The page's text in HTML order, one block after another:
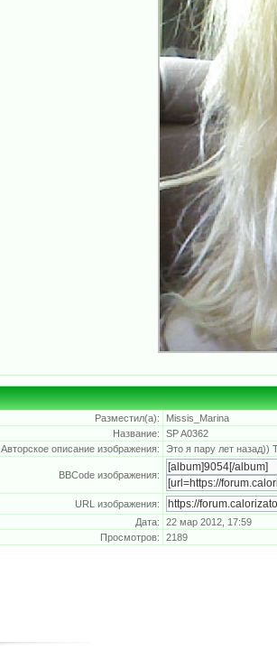
Разместил(а):
Missis_Marina
Название:
SP A0362
Авторское описание изображения:
Это я пару лет назад))
BBCode изображения:
URL изображения:
Дата:
22 мар 2012, 17:59
Просмотров:
2189